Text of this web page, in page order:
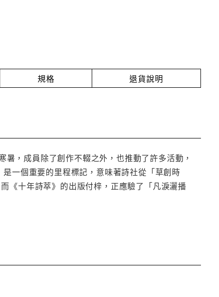
規格 退貨說明
，成員除了創作不輟之外，也推動了許多活動，
一個重要的里程標記，意味著詩社從「草創時
《十年詩萃》的出版付梓，正應驗了「凡淚灑播